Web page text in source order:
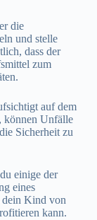
die
und stelle
dass der
zum
auf dem
können Unfälle
Sicherheit zu
einige der
eines
dein Kind von
kann.